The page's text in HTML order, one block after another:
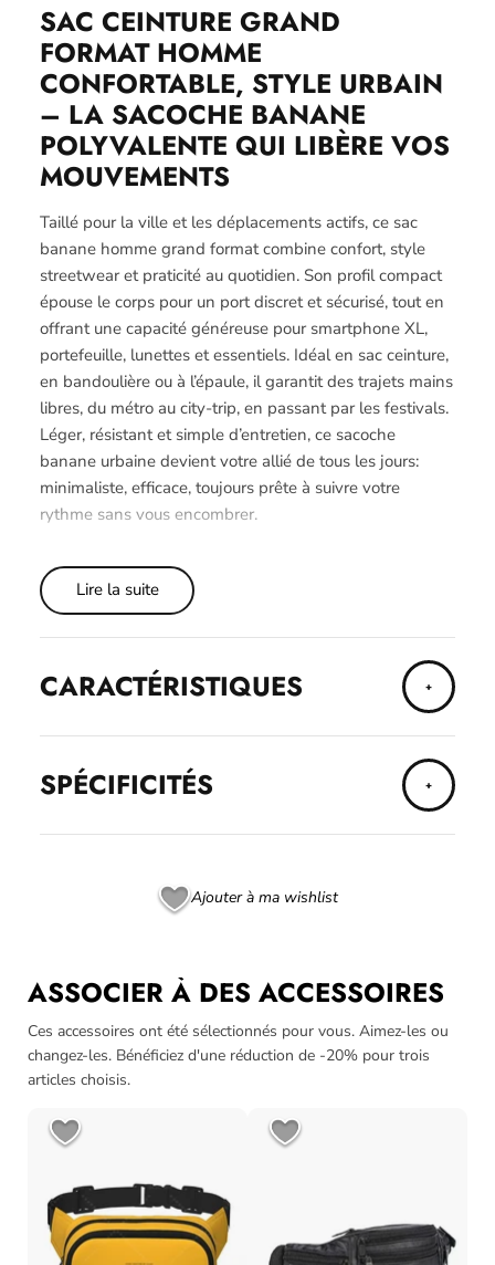
SAC CEINTURE GRAND
FORMAT HOMME
CONFORTABLE, STYLE URBAIN
– LA SACOCHE BANANE
POLYVALENTE QUI LIBÈRE VOS
MOUVEMENTS
Taillé pour la ville et les déplacements actifs, ce sac
banane homme grand format combine confort, style
streetwear et praticité au quotidien. Son profil compact
épouse le corps pour un port discret et sécurisé, tout en
offrant une capacité généreuse pour smartphone XL,
portefeuille, lunettes et essentiels. Idéal en sac ceinture,
en bandoulière ou à l’épaule, il garantit des trajets mains
libres, du métro au city-trip, en passant par les festivals.
Léger, résistant et simple d’entretien, ce sacoche
banane urbaine devient votre allié de tous les jours:
minimaliste, efficace, toujours prête à suivre votre
rythme sans vous encombrer.
Lire la suite
CARACTÉRISTIQUES
SPÉCIFICITÉS
Ajouter à ma wishlist
ASSOCIER À DES ACCESSOIRES
Ces accessoires ont été sélectionnés pour vous. Aimez-les ou
changez-les. Bénéficiez d'une réduction de -20% pour trois
articles choisis.